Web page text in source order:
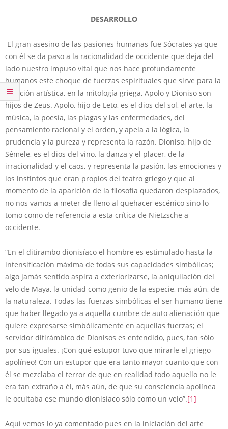
DESARROLLO
El gran asesino de las pasiones humanas fue Sócrates ya que
con él se da paso a la racionalidad de occidente que deja del
lado nuestro impuso vital que nos hace profundamente
humanos este choque de fuerzas espirituales que sirve para la
creación artística, en la mitología griega, Apolo y Dioniso son
hijos de Zeus. Apolo, hijo de Leto, es el dios del sol, el arte, la
música, la poesía, las plagas y las enfermedades, del
pensamiento racional y el orden, y apela a la lógica, la
prudencia y la pureza y representa la razón. Dioniso, hijo de
Sémele, es el dios del vino, la danza y el placer, de la
irracionalidad y el caos, y representa la pasión, las emociones y
los instintos que eran propios del teatro griego y que al
momento de la aparición de la filosofía quedaron desplazados,
no nos vamos a meter de lleno al quehacer escénico sino lo
tomo como de referencia a esta crítica de Nietzsche a
occidente.
“En el ditirambo dionisíaco el hombre es estimulado hasta la
intensificación máxima de todas sus capacidades simbólicas;
algo jamás sentido aspira a exteriorizarse, la aniquilación del
velo de Maya, la unidad como genio de la especie, más aún, de
la naturaleza. Todas las fuerzas simbólicas el ser humano tiene
que haber llegado ya a aquella cumbre de auto alienación que
quiere expresarse simbólicamente en aquellas fuerzas; el
servidor ditirámbico de Dionisos es entendido, pues, tan sólo
por sus iguales. ¡Con qué estupor tuvo que mirarle el griego
apolíneo! Con un estupor que era tanto mayor cuanto que con
él se mezclaba el terror de que en realidad todo aquello no le
era tan extraño a él, más aún, de que su consciencia apolínea
le ocultaba ese mundo dionisíaco sólo como un velo”.[1]
Aquí vemos lo ya comentado pues en la iniciación del arte